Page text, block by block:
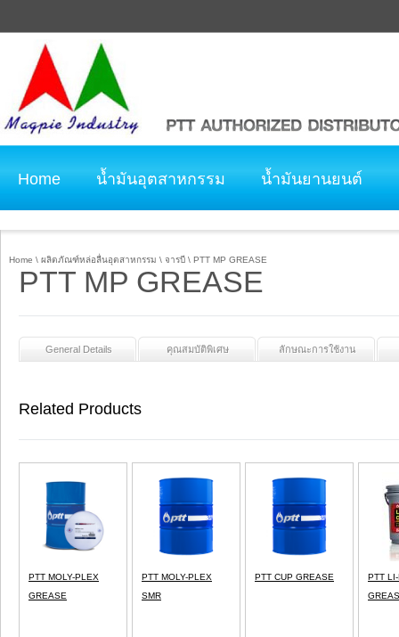
Home น้ำมันอุตสาหกรรม น้ำมันยานยนต์
Home \ ผลิตภัณฑ์หล่อลื่นอุตสาหกรรม \ จารบี \ PTT MP GREASE
PTT MP GREASE
General Details คุณสมบัติพิเศษ ลักษณะการใช้งาน
Related Products
PTT MOLY-PLEX
GREASE
PTT MOLY-PLEX
SMR
PTT CUP GREASE
PTT